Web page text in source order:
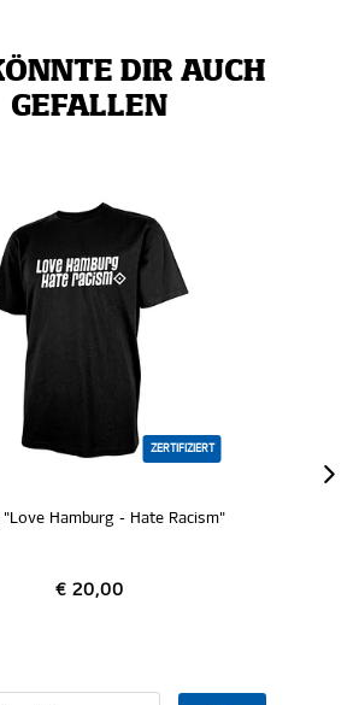
DIR AUCH
GEFALLEN
ZERTIFIZIERT
"Love Hamburg - Hate Racism"
€ 20,00